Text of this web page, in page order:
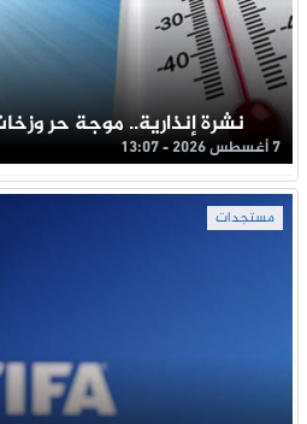
نشرة إنذارية.. موجة حر
7 أغسطس 2026 - 13:07
مستجدات